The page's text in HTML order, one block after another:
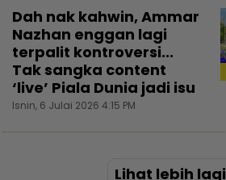
Dah nak kahwin, Ammar
Nazhan enggan lagi
terpalit kontroversi...
Tak sangka content
‘live’ Piala Dunia jadi isu
Isnin, 6 Julai 2026 4:15 PM
Lihat lebih lagi